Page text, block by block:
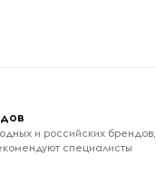
и российских брендов,
специалисты